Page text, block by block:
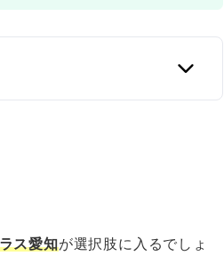
ス愛知が選択肢に入るでしょ